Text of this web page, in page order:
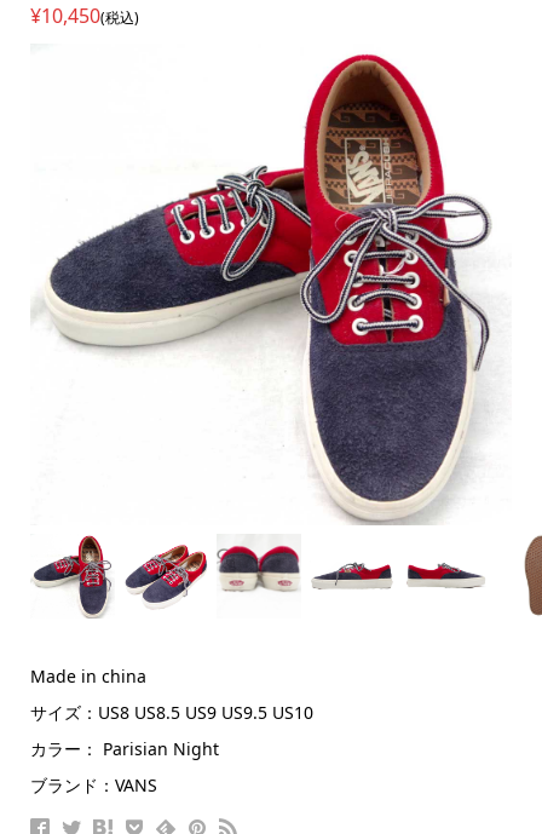
¥10,450(税込)
Made in china
サイズ：US8 US8.5 US9 US9.5 US10
カラー： Parisian Night
ブランド：VANS